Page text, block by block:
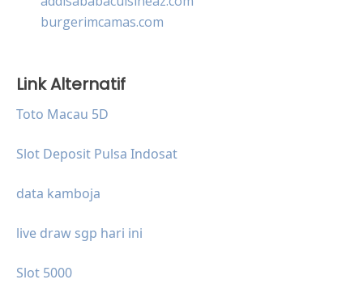
burgerimcamas.com
Link Alternatif
Toto Macau 5D
Slot Deposit Pulsa Indosat
data kamboja
live draw sgp hari ini
Slot 5000